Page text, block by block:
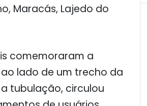
Maracás, Lajedo do
comemoraram a
lado de um trecho da
tubulação, circulou